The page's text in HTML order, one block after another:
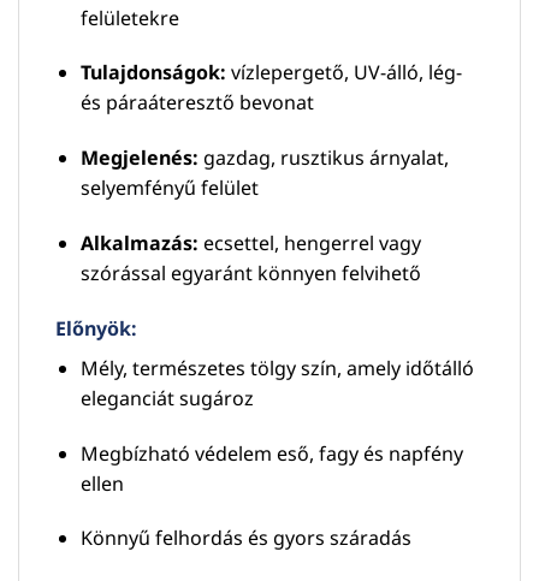
felületekre
Tulajdonságok: vízlepergető, UV-álló, lég-
és páraáteresztő bevonat
Megjelenés: gazdag, rusztikus árnyalat,
selyemfényű felület
Alkalmazás: ecsettel, hengerrel vagy
szórással egyaránt könnyen felvihető
Előnyök:
Mély, természetes tölgy szín, amely időtálló
eleganciát sugároz
Megbízható védelem eső, fagy és napfény
ellen
Könnyű felhordás és gyors száradás